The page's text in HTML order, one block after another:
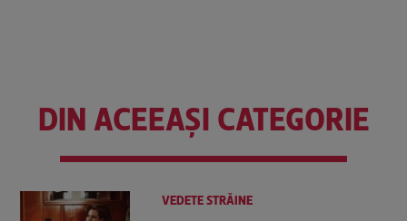
DIN ACEEAȘI CATEGORIE
VEDETE STRĂINE